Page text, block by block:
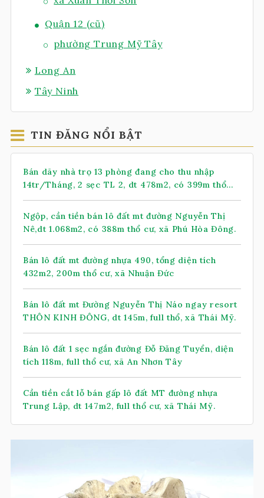
Quận 12 (cũ)
phường Trung Mỹ Tây
Long An
Tây Ninh
TIN ĐĂNG NỔI BẬT
Bán dãy nhà trọ 13 phòng đang cho thu nhập
14tr/Tháng, 2 sẹc TL 2, dt 478m2, có 399m thổ
cư, xã Nhuận Đức (mới)
Ngộp, cần tiền bán lô đất mt đường Nguyễn Thị
Nê,dt 1.068m2, có 388m thổ cư, xã Phú Hòa Đông.
Bán lô đất mt đường nhựa 490, tổng diện tích
432m2, 200m thổ cư, xã Nhuận Đức
Bán lô đất mt Đường Nguyễn Thị Náo ngay resort
THÔN KINH ĐÔNG, dt 145m, full thổ, xã Thái Mỹ.
Bán lô đất 1 sẹc ngắn đường Đỗ Đăng Tuyển, diện
tích 118m, full thổ cư, xã An Nhơn Tây
Cần tiền cắt lỗ bán gấp lô đất MT đường nhựa
Trung Lập, dt 147m2, full thổ cư, xã Thái Mỹ.